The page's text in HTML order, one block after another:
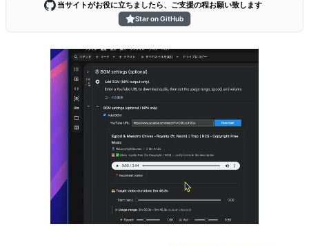
当サイトがお役に立ちましたら、ご支援の程お願い致します
Star on GitHub